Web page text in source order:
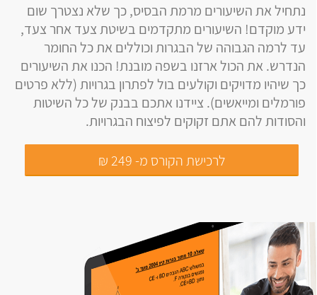
נתחיל את השיעורים מרמת הבסיס, כך שלא נצטרך שום
ידע מוקדם! השיעורים מתקדמים בשיטת צעד אחר צעד,
עד לרמה הגבוהה של הבגרות וכוללים את כל החומר
הנדרש. את הכול ארזנו בשפה מובנת! הכנו את השיעורים
כך שיהיו מדויקים וקולעים בול לפתרון בגרויות (ללא פרטים
פורמלים ומייאשים). ציידנו אתכם בבנק של כל השיטות
והסודות להם אתם זקוקים לפיצוח הבגרויות.
לרכישת הקורס מ- 249 ₪